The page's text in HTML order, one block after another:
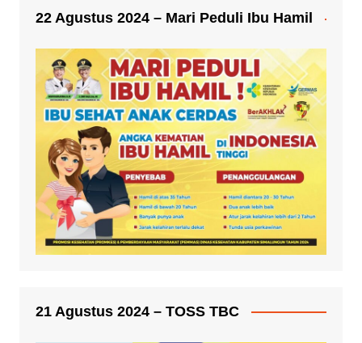
22 Agustus 2024 – Mari Peduli Ibu Hamil
21 Agustus 2024 – TOSS TBC